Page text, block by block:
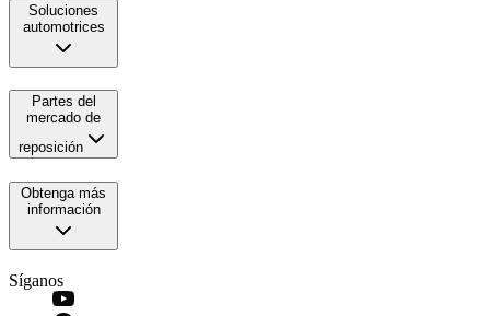
Soluciones
automotrices
Partes del
mercado de
reposición
Obtenga más
información
Síganos